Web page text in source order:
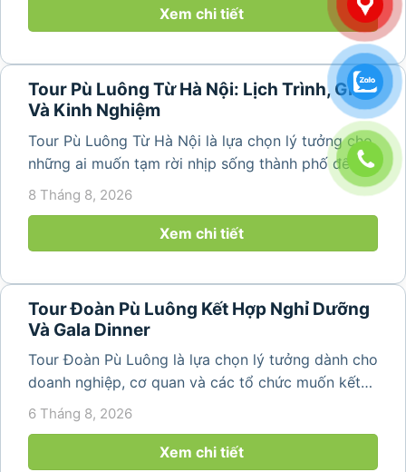
ngày. Không cần di chuyển...
Xem chi tiết
Tour Pù Luông Từ Hà Nội: Lịch Trình, Giá
Và Kinh Nghiệm
Tour Pù Luông Từ Hà Nội là lựa chọn lý tưởng cho
những ai muốn tạm rời nhịp sống thành phố để tìm
về không gian núi rừng xanh mát, những bản làng
yên bình và ruộng bậc thang đặc trưng của Pù
8 Tháng 8, 2026
Xem chi tiết
Tour Đoàn Pù Luông Kết Hợp Nghỉ Dưỡng
Và Gala Dinner
Tour Đoàn Pù Luông là lựa chọn lý tưởng dành cho
doanh nghiệp, cơ quan và các tổ chức muốn kết
hợp nghỉ dưỡng, tham quan và tổ chức các hoạt
nguyên sơ, không khí...
6 Tháng 8, 2026
Xem chi tiết